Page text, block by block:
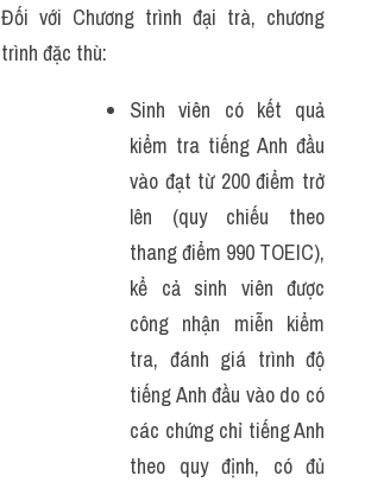
Đối với Chương trình đại trà, chương
trình đặc thù:
Sinh viên có kết quả
kiểm tra tiếng Anh đầu
vào đạt từ 200 điểm trở
lên (quy chiếu theo
thang điểm 990 TOEIC),
kể cả sinh viên được
công nhận miễn kiểm
tra, đánh giá trình độ
tiếng Anh đầu vào do có
các chứng chỉ tiếng Anh
theo quy định, có đủ